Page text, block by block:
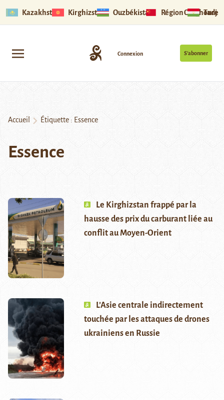
Kazakhstan Kirghizstan Ouzbékistan Région Ouïghoure
S’abonner
Connexion
Accueil Étiquette : Essence
Essence
Le Kirghizstan frappé par la
hausse des prix du carburant liée au
conflit au Moyen-Orient
L’Asie centrale indirectement
touchée par les attaques de drones
ukrainiens en Russie